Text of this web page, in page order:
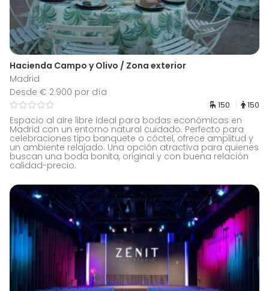
Hacienda Campo y Olivo / Zona exterior
Madrid
Desde € 2.900 por día
150 150
Espacio al aire libre ideal para bodas económicas en
Madrid con un entorno natural cuidado. Perfecto para
celebraciones tipo banquete o cóctel, ofrece amplitud y
un ambiente relajado. Una opción atractiva para quienes
buscan una boda bonita, original y con buena relación
calidad-precio.